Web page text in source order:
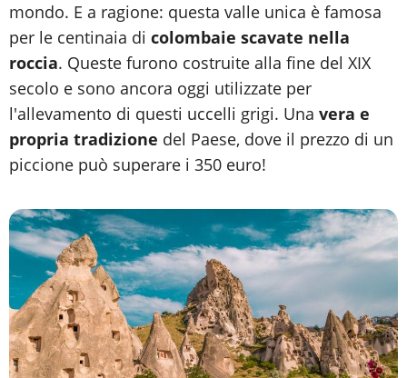
mondo. E a ragione: questa valle unica è famosa
per le centinaia di colombaie scavate nella
roccia. Queste furono costruite alla fine del XIX
secolo e sono ancora oggi utilizzate per
l'allevamento di questi uccelli grigi. Una vera e
propria tradizione del Paese, dove il prezzo di un
piccione può superare i 350 euro!